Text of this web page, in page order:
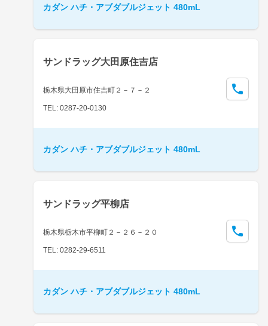
カダン ハチ・アブダブルジェット 480mL
サンドラッグ大田原住吉店
栃木県大田原市住吉町２－７－２
TEL: 0287-20-0130
カダン ハチ・アブダブルジェット 480mL
サンドラッグ平柳店
栃木県栃木市平柳町２－２６－２０
TEL: 0282-29-6511
カダン ハチ・アブダブルジェット 480mL